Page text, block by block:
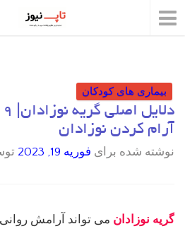
بیماری های کودکان
آرام کردن نوزادان
نوشته شده برای فوریه 19, 2023
گریه نوزادان می تواند آرامش روانی